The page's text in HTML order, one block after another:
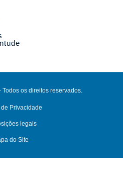
os direitos reservados.
Privacidade
legais
do Site